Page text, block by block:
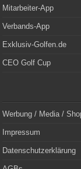
Mitarbeiter-App
Verbands-App
Exklusiv-Golfen.de
CEO Golf Cup
Werbung / Media /
Impressum
Datenschutzerklärung